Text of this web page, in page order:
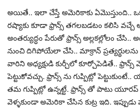
అయితే.. ఇలా చేస్తే అమెరికాకు ఏమొస్తుంది..
రష్యాకు కూడా ఫ్రాన్స్ తగలబడటం కలిసి వచ్చే
అంతర్యుద్ధం పేరుతో ఫ్రాన్స్ అల్లకల్లోలం చేసి..
నుంచి దిగిపోయేలా చేసి.. మాక్రాన్
వారిని అధ్యక్షుడి కుర్చీలో కూర్చోపెడితే.. ఫ్రాన్స్
పెట్టుకోవచ్చు. ఫ్రాన్స్ ను గుప్పిట్లో
తమ గుప్పిట్లో ఉన్నట్టే. ఫ్రాన్స్ తో పాటు
వెళ్ళకుండా అమెరికా చేసిన కుట్ర ఇది. ఇప్పుడు